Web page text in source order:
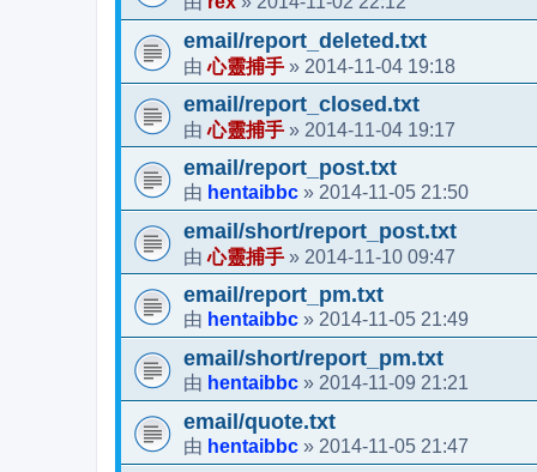
email/report_deleted.txt
由心靈捕手 » 2014-11-04 19:18
email/report_closed.txt
由心靈捕手 » 2014-11-04 19:17
email/report_post.txt
由 hentaibbc » 2014-11-05 21:50
email/short/report_post.txt
由心靈捕手 » 2014-11-10 09:47
email/report_pm.txt
由 hentaibbc » 2014-11-05 21:49
email/short/report_pm.txt
由 hentaibbc » 2014-11-09 21:21
email/quote.txt
由 hentaibbc » 2014-11-05 21:47